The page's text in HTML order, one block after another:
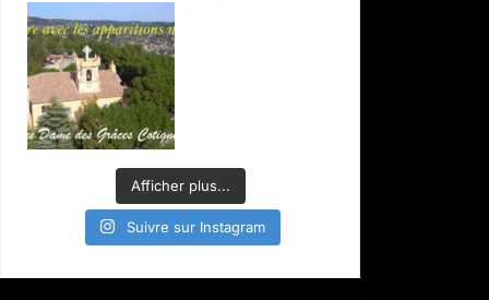
Afficher plus...
Suivre sur Instagram